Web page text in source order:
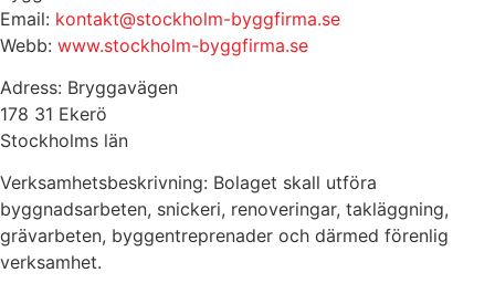
Email: kontakt@stockholm-byggfirma.se
Webb: www.stockholm-byggfirma.se
Adress: Bryggavägen
178 31 Ekerö
Stockholms län
Verksamhetsbeskrivning: Bolaget skall utföra
byggnadsarbeten, snickeri, renoveringar, takläggning,
grävarbeten, byggentreprenader och därmed förenlig
verksamhet.